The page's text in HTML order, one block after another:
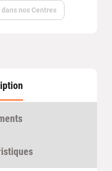
nos Centres